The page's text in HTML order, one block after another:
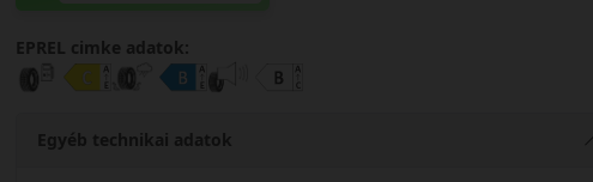
EPREL cimke adatok:
Egyéb technikai adatok